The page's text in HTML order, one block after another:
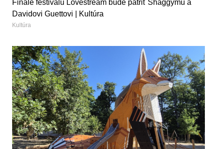
Finále festivalu Lovestream bude patriť Shaggymu a
Davidovi Guettovi | Kultúra
Kultúra